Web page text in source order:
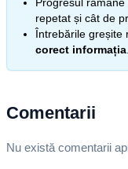
repetat și cât de
Întrebările greșite
corect informația
Comentarii
Nu există comentarii